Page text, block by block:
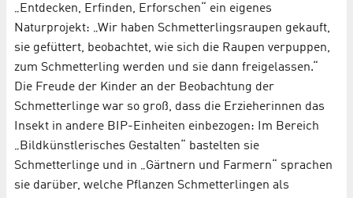
„Entdecken, Erfinden, Erforschen“ ein eigenes
Naturprojekt: „Wir haben Schmetterlingsraupen gekauft,
sie gefüttert, beobachtet, wie sich die Raupen verpuppen,
zum Schmetterling werden und sie dann freigelassen.“
Die Freude der Kinder an der Beobachtung der
Schmetterlinge war so groß, dass die Erzieherinnen das
Insekt in andere BIP-Einheiten einbezogen: Im Bereich
„Bildkünstlerisches Gestalten“ bastelten sie
Schmetterlinge und in „Gärtnern und Farmern“ sprachen
sie darüber, welche Pflanzen Schmetterlingen als